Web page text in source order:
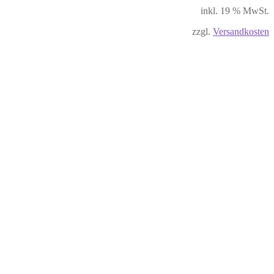
inkl. 19 % MwSt.
zzgl. Versandkosten